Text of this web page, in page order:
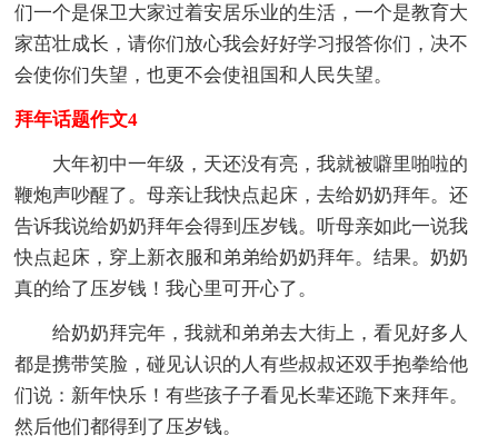
们一个是保卫大家过着安居乐业的生活，一个是教育大
家茁壮成长，请你们放心我会好好学习报答你们，决不
会使你们失望，也更不会使祖国和人民失望。
拜年话题作文4
大年初中一年级，天还没有亮，我就被噼里啪啦的
鞭炮声吵醒了。母亲让我快点起床，去给奶奶拜年。还
告诉我说给奶奶拜年会得到压岁钱。听母亲如此一说我
快点起床，穿上新衣服和弟弟给奶奶拜年。结果。奶奶
真的给了压岁钱！我心里可开心了。
给奶奶拜完年，我就和弟弟去大街上，看见好多人
都是携带笑脸，碰见认识的人有些叔叔还双手抱拳给他
们说：新年快乐！有些孩子子看见长辈还跪下来拜年。
然后他们都得到了压岁钱。